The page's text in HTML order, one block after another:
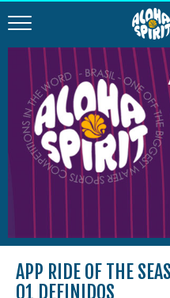
APP RIDE OF THE
01 DEFINIDOS